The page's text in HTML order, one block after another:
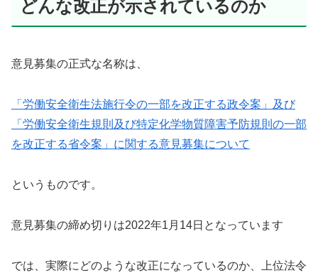
どんな改正が示されているのか
意見募集の正式な名称は、
「労働安全衛生法施行令の一部を改正する政令案」及び
「労働安全衛生規則及び特定化学物質障害予防規則の一部
を改正する省令案」に関する意見募集について
というものです。
意見募集の締め切りは2022年1月14日となっています
では、実際にどのような改正になっているのか、上位法令